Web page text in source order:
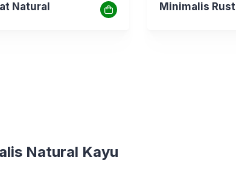
Natural
Minimalis
Natural Kayu